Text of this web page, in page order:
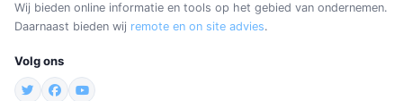
Wij bieden online informatie en tools op het gebied van ondernemen.
Daarnaast bieden wij remote en on site advies.
Volg ons